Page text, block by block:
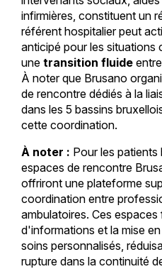
infirmières, constituent un
référent hospitalier peut
anticipé pour les situations
une transition fluide
À noter que Brusano
de rencontre dédiés à la
dans les 5 bassins
cette coordination.
À noter : Pour les
espaces de rencontre
offriront une plateforme
coordination entre
ambulatoires. Ces
d'informations et la mise
soins personnalisés,
rupture dans la continuité